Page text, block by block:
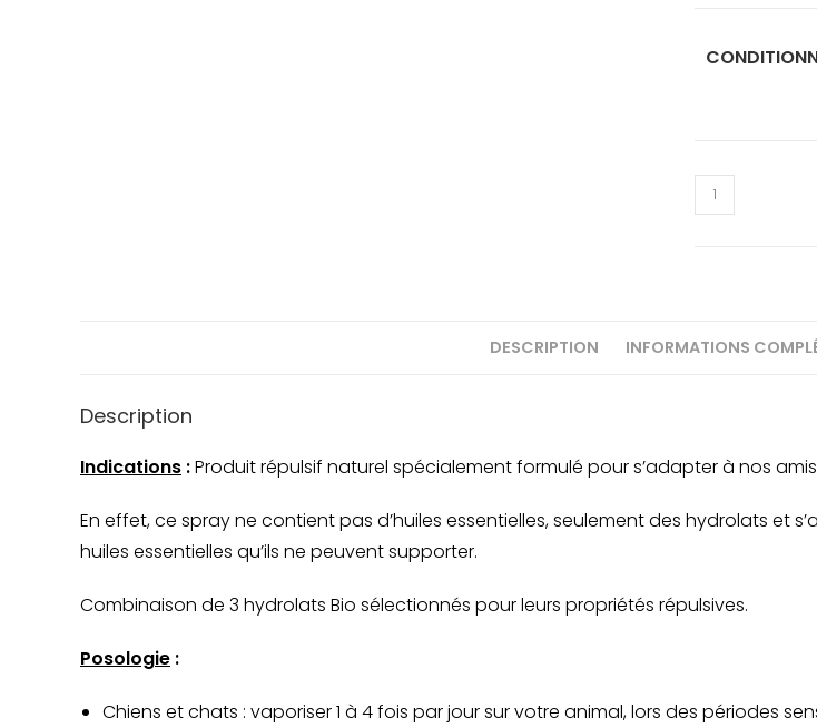
quantité
de
(sans
DESCRIPTION INFORMATIONS
Description
Indications :Produit répulsif naturel spécialement formulé pour s’adapter à nos
En effet, ce spray ne contient pas d’huiles essentielles, seulement des hydrolats et
huiles essentielles qu’ils ne peuvent supporter.
Combinaison de 3 hydrolats Bio sélectionnés pour leurs propriétés répulsives.
Posologie :
Chiens et chats : vaporiser 1 à 4 fois par jour sur votre animal, lors des périodes